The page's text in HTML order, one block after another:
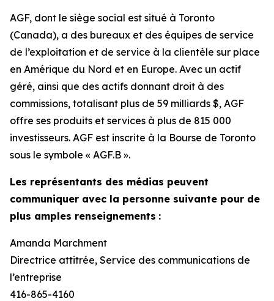
AGF, dont le siège social est situé à Toronto
(Canada), a des bureaux et des équipes de service
de l’exploitation et de service à la clientèle sur place
en Amérique du Nord et en Europe. Avec un actif
géré, ainsi que des actifs donnant droit à des
commissions, totalisant plus de 59 milliards $, AGF
offre ses produits et services à plus de 815 000
investisseurs. AGF est inscrite à la Bourse de Toronto
sous le symbole « AGF.B ».
Les représentants des médias peuvent
communiquer avec la personne suivante pour de
plus amples renseignements :
Amanda Marchment
Directrice attitrée, Service des communications de
l’entreprise
416-865-4160